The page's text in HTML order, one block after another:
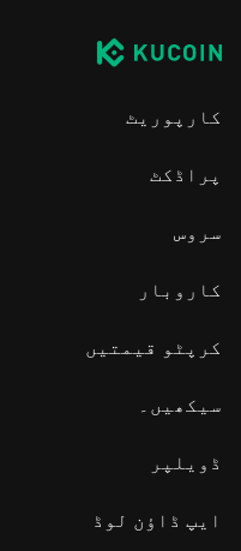
کارپوریٹ
پراڈکٹ
سروس
کاروبار
کرپٹو قیمتیں
سیکھیں۔
ڈویلپر
ایپ ڈاؤن لوڈ